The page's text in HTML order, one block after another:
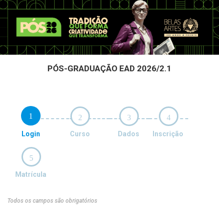
PÓS-GRADUAÇÃO EAD 2026/2.1
1
Login
2
Curso
3
Dados
4
Inscrição
5
Matrícula
Todos os campos são obrigatórios